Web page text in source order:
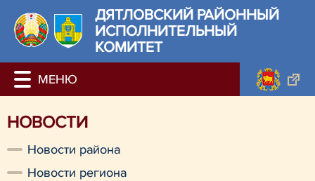
ДЯТЛОВСКИЙ РАЙОННЫЙ
ИСПОЛНИТЕЛЬНЫЙ
КОМИТЕТ
НОВОСТИ
Новости района
Новости региона